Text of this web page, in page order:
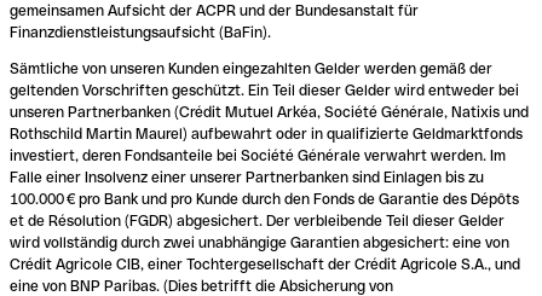
gemeinsamen Aufsicht der ACPR und der Bundesanstalt für
Finanzdienstleistungsaufsicht (BaFin).
Sämtliche von unseren Kunden eingezahlten Gelder werden gemäß der
geltenden Vorschriften geschützt. Ein Teil dieser Gelder wird entweder bei
unseren Partnerbanken (Crédit Mutuel Arkéa, Société Générale, Natixis und
Rothschild Martin Maurel) aufbewahrt oder in qualifizierte Geldmarktfonds
investiert, deren Fondsanteile bei Société Générale verwahrt werden. Im
Falle einer Insolvenz einer unserer Partnerbanken sind Einlagen bis zu
100.000 € pro Bank und pro Kunde durch den Fonds de Garantie des Dépôts
et de Résolution (FGDR) abgesichert. Der verbleibende Teil dieser Gelder
wird vollständig durch zwei unabhängige Garantien abgesichert: eine von
Crédit Agricole CIB, einer Tochtergesellschaft der Crédit Agricole S.A., und
eine von BNP Paribas. (Dies betrifft die Absicherung von